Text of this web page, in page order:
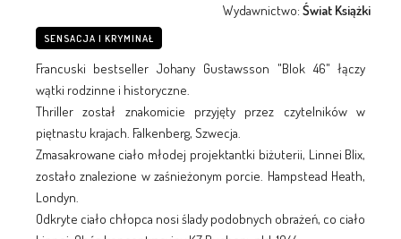
Wydawnictwo:Świat Książki
SENSACJA I KRYMINAŁ
Francuski bestseller Johany Gustawsson "Blok 46" łączy
wątki rodzinne i historyczne.
Thriller został znakomicie przyjęty przez czytelników w
piętnastu krajach. Falkenberg, Szwecja.
Zmasakrowane ciało młodej projektantki biżuterii, Linnei Blix,
zostało znalezione w zaśnieżonym porcie. Hampstead Heath,
Londyn.
Odkryte ciało chłopca nosi ślady podobnych obrażeń, co ciało